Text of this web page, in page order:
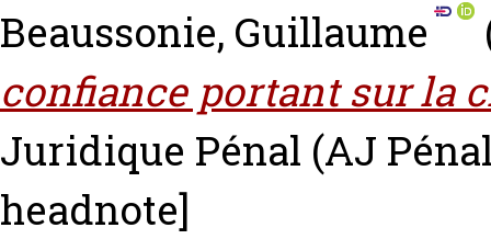
Beaussonie, Guillaume
confiance portant sur la
Juridique Pénal (AJ
headnote]